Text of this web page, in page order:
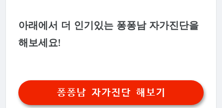
아래에서 더 인기있는 퐁퐁남 자가진단을
해보세요!
퐁퐁남 자가진단 해보기